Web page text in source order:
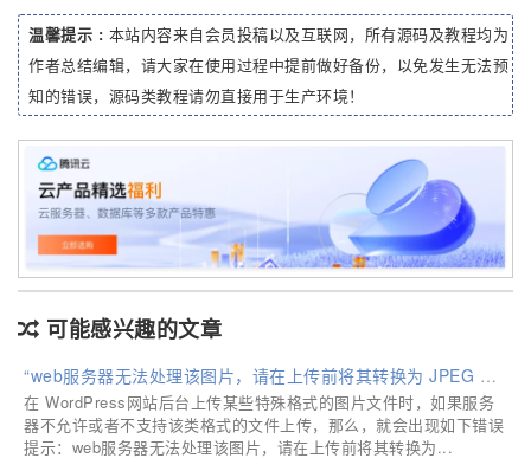
温馨提示 : 本站内容来自会员投稿以及互联网，所有源码及教程均为
作者总结编辑，请大家在使用过程中提前做好备份，以免发生无法预
知的错误，源码类教程请勿直接用于生产环境！
可能感兴趣的文章
“web服务器无法处理该图片，请在上传前将其转换为 JPEG 或 PNG 格式。”的解决方法
在 WordPress网站后台上传某些特殊格式的图片文件时，如果服务
器不允许或者不支持该类格式的文件上传，那么，就会出现如下错误
提示：web服务器无法处理该图片，请在上传前将其转换为...